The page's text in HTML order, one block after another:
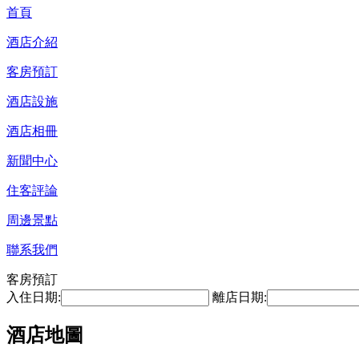
首頁
酒店介紹
客房預訂
酒店設施
酒店相冊
新聞中心
住客評論
周邊景點
聯系我們
客房預訂
入住日期:
離店日期:
酒店地圖